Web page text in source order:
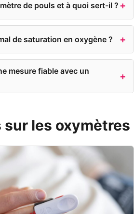
de pouls et à quoi sert-il ?
de saturation en oxygène ?
mesure fiable avec un
sur les oxymètres